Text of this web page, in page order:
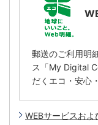
郵送のご利用明
ス「My Digital
だくエコ・安心
WEBサービスお